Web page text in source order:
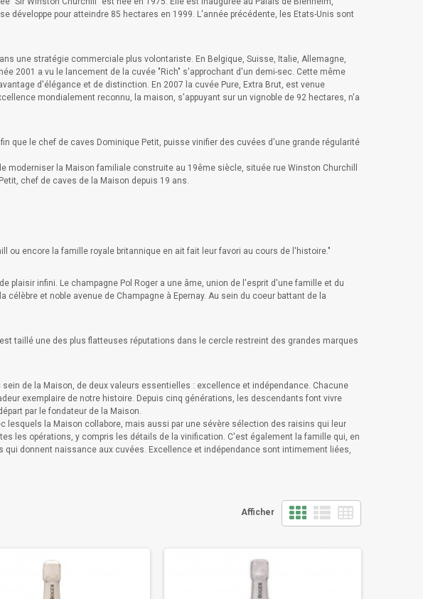
développe pour atteindre 85 hectares en 1999. L'année précédente, les Etats-Unis sont
une stratégie commerciale plus volontariste. En Belgique, Suisse, Italie, Allemagne,
2001 a vu le lancement de la cuvée "Rich" s'approchant d'un demi-sec. Cette même
d'élégance et de distinction. En 2007 la cuvée Pure, Extra Brut, est venue
mondialement reconnu, la maison, s'appuyant sur un vignoble de 92 hectares, n'a
que le chef de caves Dominique Petit, puisse vinifier des cuvées d'une grande régularité
moderniser la Maison familiale construite au 19ême siècle, située rue Winston Churchill
chef de caves de la Maison depuis 19 ans.
ou encore la famille royale britannique en ait fait leur favori au cours de l'histoire."
plaisir infini. Le champagne Pol Roger a une âme, union de l'esprit d'une famille et du
et noble avenue de Champagne à Epernay. Au sein du coeur battant de la
taillé une des plus flatteuses réputations dans le cercle restreint des grandes marques
de la Maison, de deux valeurs essentielles : excellence et indépendance. Chacune
exemplaire de notre histoire. Depuis cinq générations, les descendants font vivre
par le fondateur de la Maison.
lesquels la Maison collabore, mais aussi par une sévère sélection des raisins qui leur
les opérations, y compris les détails de la vinification. C'est également la famille qui, en
donnent naissance aux cuvées. Excellence et indépendance sont intimement liées,
Afficher